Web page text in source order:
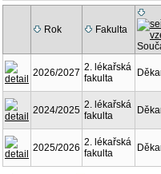
Rok
Fakulta
2026/2027 2. lékařská
fakulta
2024/2025 2. lékařská
fakulta
2025/2026 2. lékařská
fakulta